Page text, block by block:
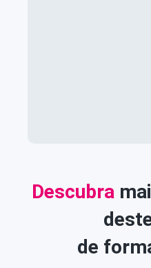
Descubra
de